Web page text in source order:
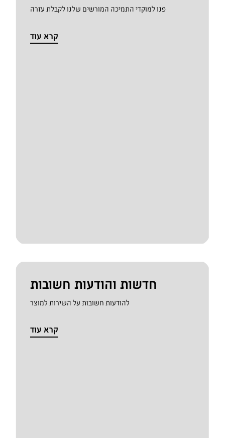
פנו למוקדי התמיכה המורשים שלנו לקבלת עזרה
קרא עוד
חדשות והודעות חשובות
להודעות חשובות על השירות למוצר
קרא עוד